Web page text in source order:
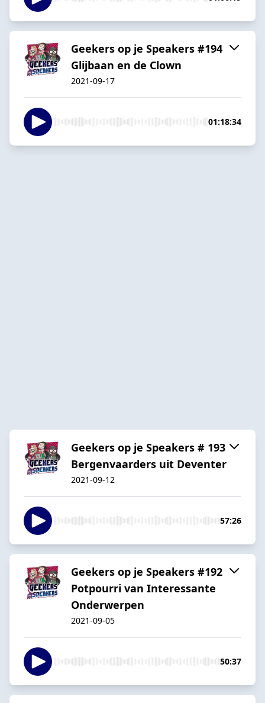
Geekers op je Speakers #194
Glijbaan en de Clown
2021-09-17
01:18:34
Geekers op je Speakers # 193
Bergenvaarders uit Deventer
2021-09-12
57:26
Geekers op je Speakers #192
Potpourri van Interessante
Onderwerpen
2021-09-05
50:37